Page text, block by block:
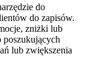
do
do zapisów.
zniżki lub
poszukujących
lub zwiększenia